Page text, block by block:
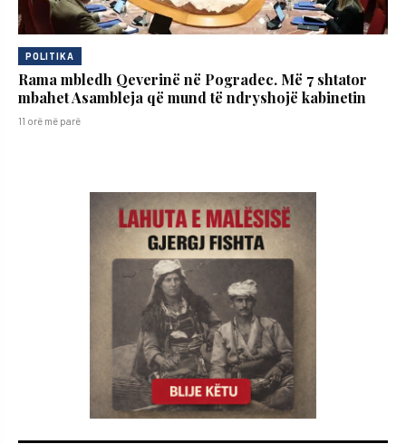
POLITIKA
Rama mbledh Qeverinë në Pogradec. Më 7 shtator
mbahet Asambleja që mund të ndryshojë kabinetin
11 orë më parë